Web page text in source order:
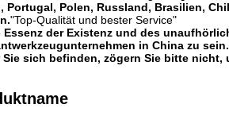
Portugal, Polen, Russland, Brasilien,
"Top-Qualität und bester Service"
Essenz der Existenz und des
in China zu
Sie sich befinden, zögern Sie bitte nicht,